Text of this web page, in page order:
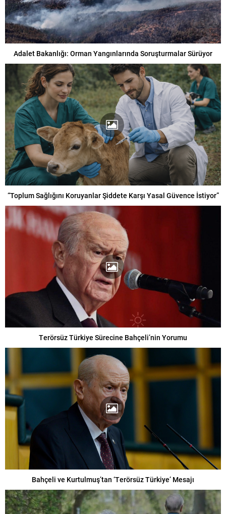
Adalet Bakanlığı: Orman Yangınlarında Soruşturmalar Sürüyor
“Toplum Sağlığını Koruyanlar Şiddete Karşı Yasal Güvence İstiyor”
Terörsüz Türkiye Sürecine Bahçeli’nin Yorumu
Bahçeli ve Kurtulmuş’tan ‘Terörsüz Türkiye’ Mesajı